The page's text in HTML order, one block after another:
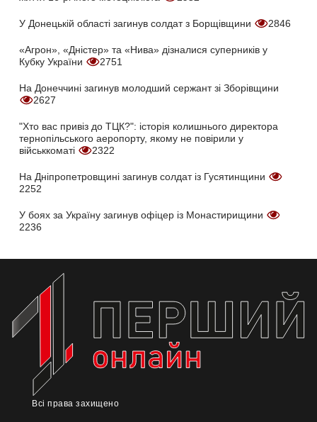
У Донецькій області загинув солдат з Борщівщини 2846
«Агрон», «Дністер» та «Нива» дізналися суперників у
Кубку України
2751
На Донеччині загинув молодший сержант зі Зборівщини
2627
"Хто вас привіз до ТЦК?": історія колишнього директора
тернопільського аеропорту, якому не повірили у
військкоматі
2322
На Дніпропетровщині загинув солдат із Гусятинщини
2252
У боях за Україну загинув офіцер із Монастирищини
2236
Всі права захищено